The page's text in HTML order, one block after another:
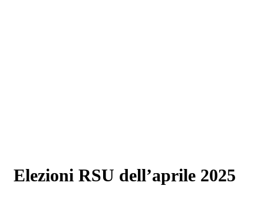
Elezioni RSU dell’aprile 2025